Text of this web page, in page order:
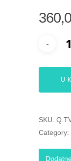
U
SKU:
Category: